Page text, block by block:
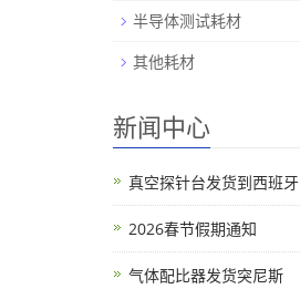
半导体测试耗材
其他耗材
新闻中心
真空探针台发货到西班牙
2026春节假期通知
气体配比器发货突尼斯